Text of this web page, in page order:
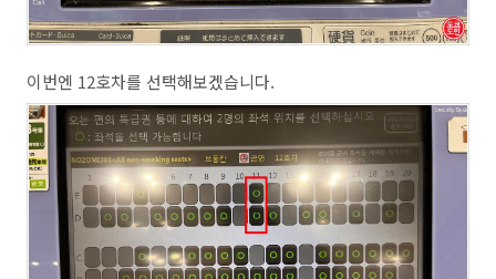
이번엔 12호차를 선택해보겠습니다.